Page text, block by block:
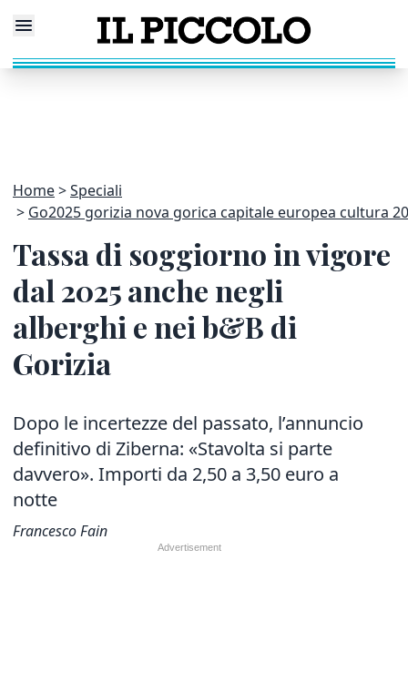
Home
Speciali
Go2025 gorizia nova gorica capitale europea cultura
Tassa di soggiorno in vigore
dal 2025 anche negli
alberghi e nei b&B di
Gorizia
Dopo le incertezze del passato, l’annuncio
definitivo di Ziberna: «Stavolta si parte
davvero». Importi da 2,50 a 3,50 euro a
notte
Francesco Fain